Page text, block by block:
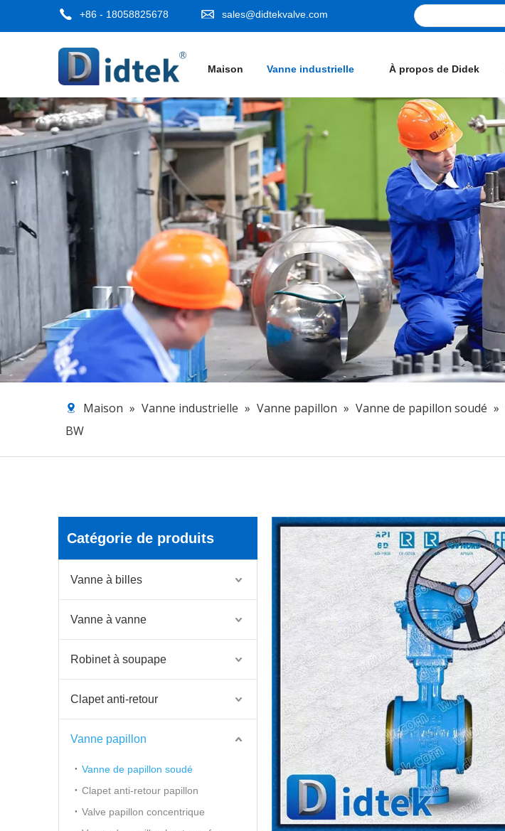
+86 - 18058825678 sales@didtekvalve.com
Maison Vanne industrielle À propos de Didek
Maison » Vanne industrielle » Vanne papillon » Vanne de papillon soudé »
BW
Catégorie de produits
Vanne à billes
Vanne à vanne
Robinet à soupape
Clapet anti-retour
Vanne papillon
Vanne de papillon soudé
Clapet anti-retour papillon
Valve papillon concentrique